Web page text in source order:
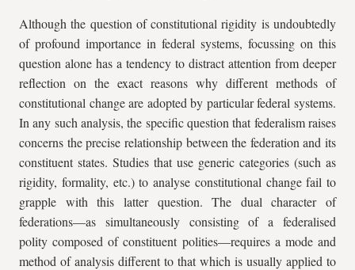
Although the question of constitutional rigidity is undoubtedly
of profound importance in federal systems, focussing on this
question alone has a tendency to distract attention from deeper
reflection on the exact reasons why different methods of
constitutional change are adopted by particular federal systems.
In any such analysis, the specific question that federalism raises
concerns the precise relationship between the federation and its
constituent states. Studies that use generic categories (such as
rigidity, formality, etc.) to analyse constitutional change fail to
grapple with this latter question. The dual character of
federations—as simultaneously consisting of a federalised
polity composed of constituent polities—requires a mode and
method of analysis different to that which is usually applied to